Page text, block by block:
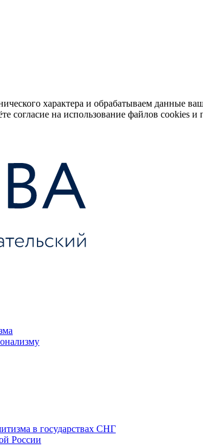
характера и обрабатываем данные
на использование файлов cookies и
в государствах СНГ
России